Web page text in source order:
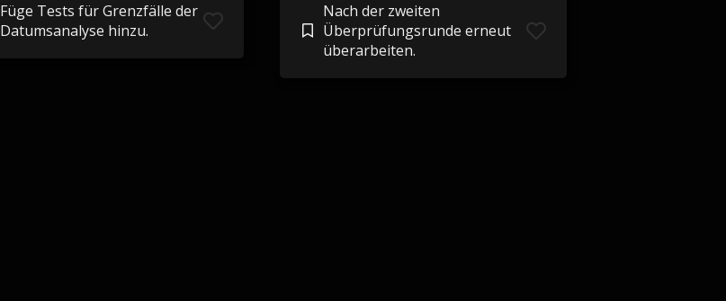
Füge Tests für Grenzfälle der
Datumsanalyse hinzu.
Nach der zweiten
Überprüfungsrunde erneut
überarbeiten.